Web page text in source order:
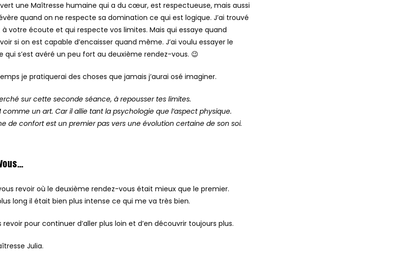
une Maîtresse humaine qui a du cœur, est respectueuse, mais aussi
quand on ne respecte sa domination ce qui est logique. J’ai trouvé
votre écoute et qui respecte vos limites. Mais qui essaye quand
si on est capable d’encaisser quand même. J’ai voulu essayer le
s’est avéré un peu fort au deuxième rendez-vous. 😉
je pratiquerai des choses que jamais j’aurai osé imaginer.
sur cette seconde séance, à repousser tes limites.
comme un art. Car il allie tant la psychologie que l’aspect physique.
de confort est un premier pas vers une évolution certaine de son soi.
revoir où le deuxième rendez-vous était mieux que le premier.
long il était bien plus intense ce qui me va très bien.
revoir pour continuer d’aller plus loin et d’en découvrir toujours plus.
Julia.